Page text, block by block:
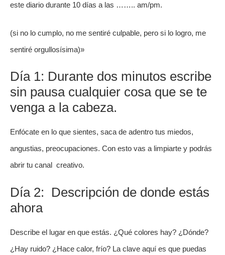
este diario durante 10 días a las …….. am/pm.
(si no lo cumplo, no me sentiré culpable, pero si lo logro, me
sentiré orgullosísima)»
Día 1: Durante dos minutos escribe
sin pausa cualquier cosa que se te
venga a la cabeza.
Enfócate en lo que sientes, saca de adentro tus miedos,
angustias, preocupaciones. Con esto vas a limpiarte y podrás
abrir tu canal creativo.
Día 2: Descripción de donde estás
ahora
Describe el lugar en que estás. ¿Qué colores hay? ¿Dónde?
¿Hay ruido? ¿Hace calor, frío? La clave aquí es que puedas